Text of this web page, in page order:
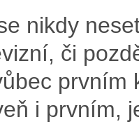
nikdy
či
prvním
i prvním,